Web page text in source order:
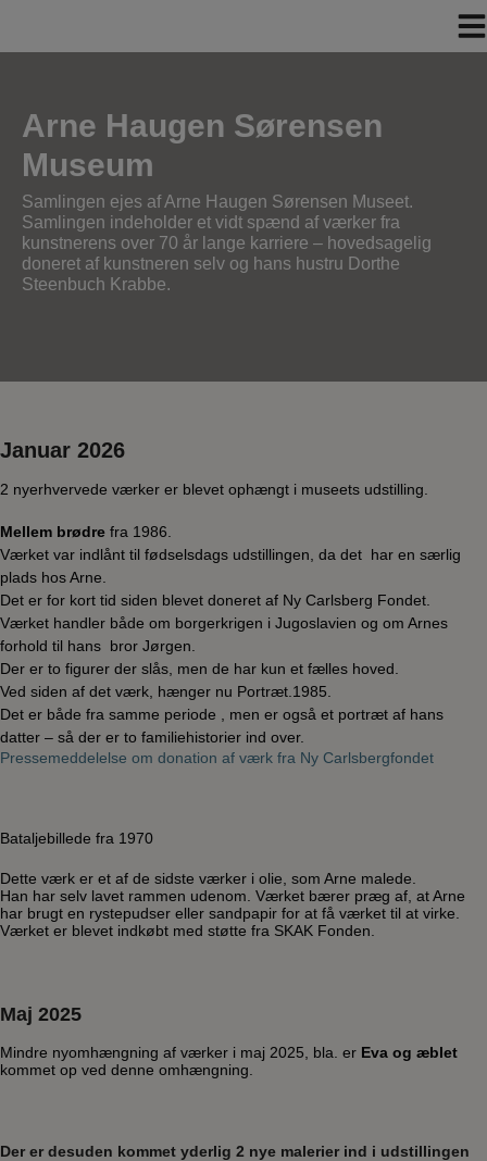
indholdet
Arne Haugen Sørensen
Museum
Samlingen ejes af Arne Haugen Sørensen Museet.
Samlingen indeholder et vidt spænd af værker fra
kunstnerens over 70 år lange karriere – hovedsagelig
doneret af kunstneren selv og hans hustru Dorthe
Steenbuch Krabbe.
Januar 2026
2 nyerhvervede værker er blevet ophængt i museets udstilling.
Mellem brødre fra 1986.
Værket var indlånt til fødselsdags udstillingen, da det har en særlig
plads hos Arne.
Det er for kort tid siden blevet doneret af Ny Carlsberg Fondet.
Værket handler både om borgerkrigen i Jugoslavien og om Arnes
forhold til hans bror Jørgen.
Der er to figurer der slås, men de har kun et fælles hoved.
Ved siden af det værk, hænger nu Portræt.1985.
Det er både fra samme periode , men er også et portræt af hans
datter – så der er to familiehistorier ind over.
Pressemeddelelse om donation af værk fra Ny Carlsbergfondet
Bataljebillede fra 1970
Dette værk er et af de sidste værker i olie, som Arne malede.
Han har selv lavet rammen udenom. Værket bærer præg af, at Arne
har brugt en rystepudser eller sandpapir for at få værket til at virke.
Værket er blevet indkøbt med støtte fra SKAK Fonden.
Maj 2025
Mindre nyomhængning af værker i maj 2025, bla. er Eva og æblet
kommet op ved denne omhængning.
Der er desuden kommet yderlig 2 nye malerier ind i udstillingen